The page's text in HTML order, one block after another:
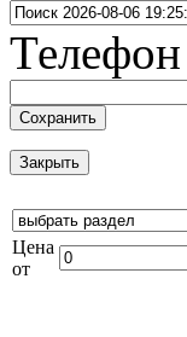
Телефон
Сохранить
Закрыть
Цена
от